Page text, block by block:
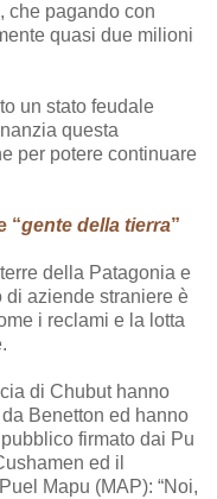
che pagando con
quasi due milioni
un stato feudale
questa
per potere continuare
“gente della tierra”
della Patagonia e
aziende straniere è
i reclami e la lotta
di Chubut hanno
Benetton ed hanno
firmato dai Pu
ed il
Mapu (MAP): “Noi,